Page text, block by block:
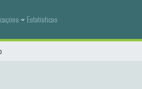
Estatísticas